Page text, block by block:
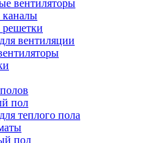
вентиляторы
вентиляции
пол
теплого пола
пол